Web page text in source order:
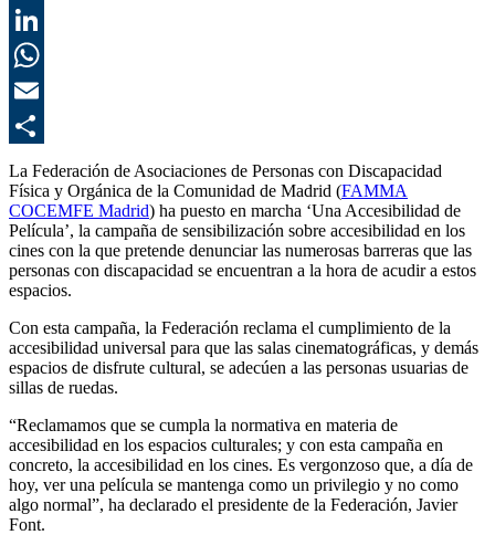
La Federación de Asociaciones de Personas con Discapacidad
Física y Orgánica de la Comunidad de Madrid (FAMMA
COCEMFE Madrid) ha puesto en marcha ‘Una Accesibilidad de
Película’, la campaña de sensibilización sobre accesibilidad en los
cines con la que pretende denunciar las numerosas barreras que las
personas con discapacidad se encuentran a la hora de acudir a estos
espacios.
Con esta campaña, la Federación reclama el cumplimiento de la
accesibilidad universal para que las salas cinematográficas, y demás
espacios de disfrute cultural, se adecúen a las personas usuarias de
sillas de ruedas.
“Reclamamos que se cumpla la normativa en materia de
accesibilidad en los espacios culturales; y con esta campaña en
concreto, la accesibilidad en los cines. Es vergonzoso que, a día de
hoy, ver una película se mantenga como un privilegio y no como
algo normal”, ha declarado el presidente de la Federación, Javier
Font.